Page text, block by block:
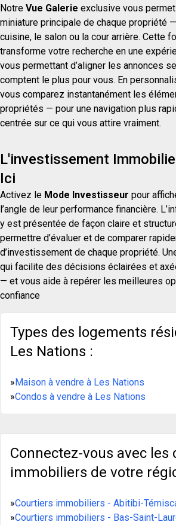
Notre Vue Galerie exclusive vous
miniature principale de chaque propriété
cuisine, le salon ou la cour arrière. Cette
transforme votre recherche en une
vous permettant d’aligner les annonces
comptent le plus pour vous. En
vous comparez instantanément les
propriétés — pour une navigation plus
centrée sur ce qui vous attire vraiment.
L'investissement
Ici
Activez le Mode Investisseur pour
l’angle de leur performance financière.
y est présentée de façon claire et
permettre d’évaluer et de comparer
d’investissement de chaque propriété.
qui facilite des décisions éclairées et
— et vous aide à repérer les meilleures
confiance
Types des logements
Les Nations :
»Maison à vendre à Les Nations
»Condos à vendre à Les Nations
Connectez-vous avec les
immobiliers de votre
»Courtiers immobiliers - Abitibi-
»Courtiers immobiliers - Bas-Saint-